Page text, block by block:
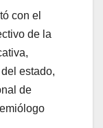
con el
de la
estado,
de